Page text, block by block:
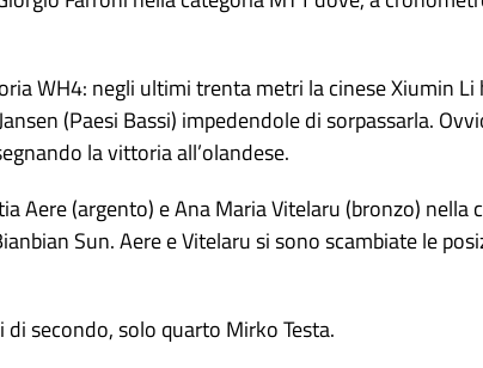
WH4: negli ultimi trenta metri la cinese Xiumin
(Paesi Bassi) impedendole di sorpassarla.
la vittoria all’olandese.
Aere (argento) e Ana Maria Vitelaru (bronzo) nella
Sun. Aere e Vitelaru si sono scambiate le
secondo, solo quarto Mirko Testa.